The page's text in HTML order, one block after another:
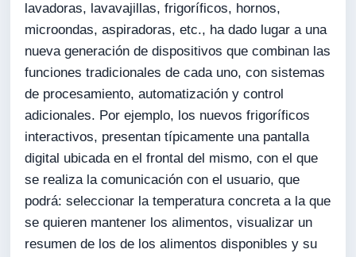
lavadoras, lavavajillas, frigoríficos, hornos,
microondas, aspiradoras, etc., ha dado lugar a una
nueva generación de dispositivos que combinan las
funciones tradicionales de cada uno, con sistemas
de procesamiento, automatización y control
adicionales. Por ejemplo, los nuevos frigoríficos
interactivos, presentan típicamente una pantalla
digital ubicada en el frontal del mismo, con el que
se realiza la comunicación con el usuario, que
podrá: seleccionar la temperatura concreta a la que
se quieren mantener los alimentos, visualizar un
resumen de los de los alimentos disponibles y su